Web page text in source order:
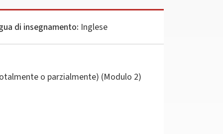
di insegnamento: Inglese
o parzialmente) (Modulo 2)